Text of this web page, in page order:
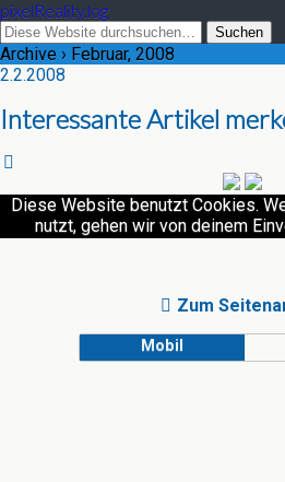
pixelReality.log
Archive › Februar, 2008
2.2.2008
Interessante Artikel
Diese Website benutzt Cookies.
nutzt, gehen wir von deinem
Zum
Mobil